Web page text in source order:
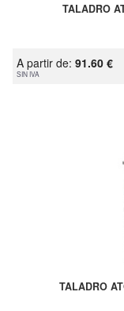
TALADRO
A partir de: 91.60 €
SIN IVA
TALADRO